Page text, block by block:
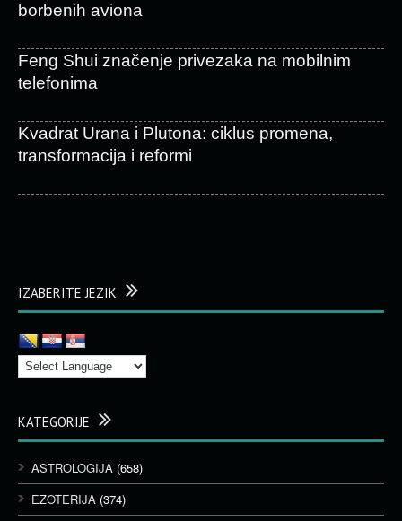
borbenih aviona
Feng Shui značenje privezaka na mobilnim
telefonima
Kvadrat Urana i Plutona: ciklus promena,
transformacija i reformi
IZABERITE JEZIK
KATEGORIJE
ASTROLOGIJA (658)
EZOTERIJA (374)